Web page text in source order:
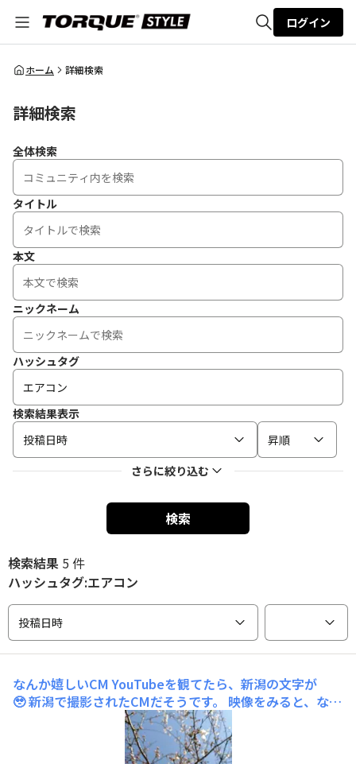
全体検索
ログイン
ホーム 詳細検索
詳細検索
全体検索
タイトル
本文
ニックネーム
ハッシュタグ
検索結果表示
投稿日時
昇順
さらに絞り込む
検索
検索結果 5 件
ハッシュタグ:エアコン
投稿日時
なんか嬉しいCM YouTubeを観てたら、新潟の文字が
🥹 新潟で撮影されたCMだそうです。 映像をみると、なん
となく見慣れたドライブコースな気がする。 ぱっとみた
感じの直感は、五十嵐川。 五十嵐川に架かる橋に、川に
入って撮影されてるシーンは白鳥さんが飛来する場所かな